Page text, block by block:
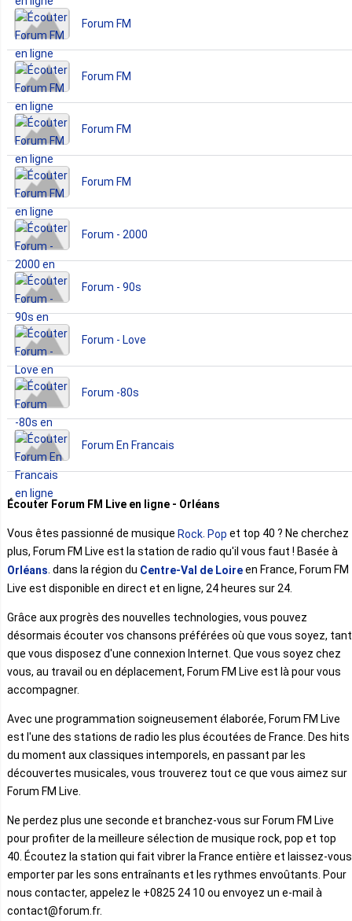
Forum FM
Forum FM
Forum FM
Forum FM
Forum - 2000
Forum - 90s
Forum - Love
Forum -80s
Forum En Francais
Écouter Forum FM Live en ligne - Orléans
Vous êtes passionné de musique Rock Pop et top 40 ? Ne cherchez
plus, Forum FM Live est la station de radio qu'il vous faut ! Basée à
Orléans. dans la région du Centre-Val de Loireen France, Forum FM
Live est disponible en direct et en ligne, 24 heures sur 24.
Grâce aux progrès des nouvelles technologies, vous pouvez
désormais écouter vos chansons préférées où que vous soyez, tant
que vous disposez d'une connexion Internet. Que vous soyez chez
vous, au travail ou en déplacement, Forum FM Live est là pour vous
accompagner.
Avec une programmation soigneusement élaborée, Forum FM Live
est l'une des stations de radio les plus écoutées de France. Des hits
du moment aux classiques intemporels, en passant par les
découvertes musicales, vous trouverez tout ce que vous aimez sur
Forum FM Live.
Ne perdez plus une seconde et branchez-vous sur Forum FM Live
pour profiter de la meilleure sélection de musique rock, pop et top
40. Écoutez la station qui fait vibrer la France entière et laissez-vous
emporter par les sons entraînants et les rythmes envoûtants. Pour
nous contacter, appelez le +0825 24 10 ou envoyez un e-mail à
contact@forum.fr.